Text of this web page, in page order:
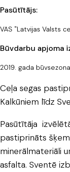
Pasūtītājs:
VAS "Latvijas Valsts
Būvdarbu apjoma
2019. gada būvsezona
Ceļa segas
Kalkūniem līdz
Pasūtītāja
pastiprināts
minerālmateriāli
asfalta. Sventē